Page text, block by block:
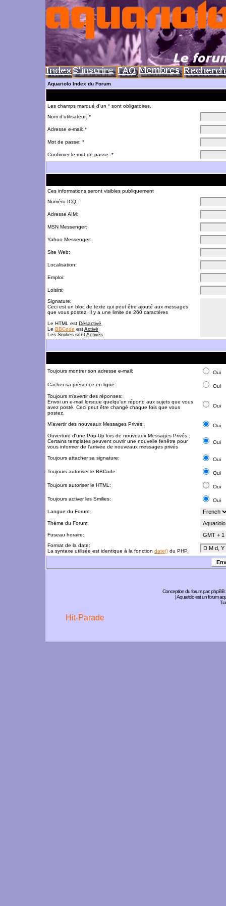
Aquariolo Index du Forum
Les champs marqué d'un * sont obligatoires.
Nom d'utilisateur: *
Adresse e-mail: *
Mot de passe: *
Confirmer le mot de passe: *
Ces informations seront visibles publiquement
Numéro ICQ:
Adresse AIM:
MSN Messenger:
Yahoo Messenger:
Site Web:
Localisation:
Emploi:
Loisirs:
Signature:
Ceci est un bloc de texte qui peut être ajouté aux messages
que vous postez. Il y a une limite de 260 caractères
Le HTML est Désactivé
Le BBCode estActivé
Les Smilies sontActivés
Toujours montrer son adresse e-mail: Oui
Cacher sa présence en ligne:
Oui
Toujours m'avertir des réponses:
Envoi un e-mail lorsque quelqu'un répond aux sujets que vous
avez posté. Ceci peut être changé chaque fois que vous
postez.
Oui
M'avertir des nouveaux Messages Privés:
Oui
Ouverture d'une Pop-Up lors de nouveaux Messages Privés.:
Certains templates peuvent ouvrir une nouvelle fenêtre pour
vous informer de l'arrivée de nouveaux messages privés
Oui
Toujours attacher sa signature: Oui
Toujours autoriser le BBCode: Oui
Toujours autoriser le HTML: Oui
Toujours activer les Smilies:
Oui
Langue du Forum:
Thème du Forum:
Fuseau horaire:
Format de la date:
La syntaxe utilisée est identique à la fonction date() du PHP.
Conception du forum par:phpBB
| Aquariolo est un forum